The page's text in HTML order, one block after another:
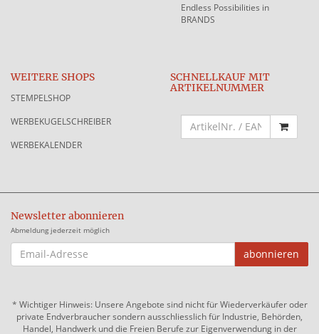
Endless Possibilities in
BRANDS
WEITERE SHOPS
STEMPELSHOP
WERBEKUGELSCHREIBER
WERBEKALENDER
SCHNELLKAUF MIT
ARTIKELNUMMER
Newsletter abonnieren
Abmeldung jederzeit möglich
EMAIL-
ADRESSE
abonnieren
* Wichtiger Hinweis: Unsere Angebote sind nicht für Wiederverkäufer oder
private Endverbraucher sondern ausschliesslich für Industrie, Behörden,
Handel, Handwerk und die Freien Berufe zur Eigenverwendung in der